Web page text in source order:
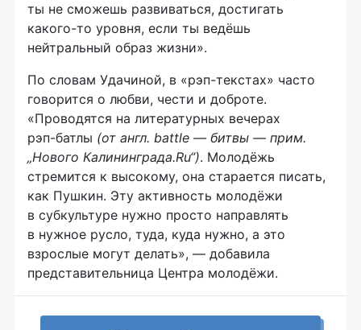
ты не сможешь развиваться, достигать
какого-то уровня, если ты ведёшь
нейтральный образ жизни».
По словам Удачиной, в «рэп-текстах» часто
говорится о любви, чести и доброте.
«Проводятся на литературных вечерах
рэп-батлы (от англ. battle — битвы — прим.
„Нового Калининграда.Ru“). Молодёжь
стремится к высокому, она старается писать,
как Пушкин. Эту активность молодёжи
в субкультуре нужно просто направлять
в нужное русло, туда, куда нужно, а это
взрослые могут делать», — добавила
представительница Центра молодёжи.